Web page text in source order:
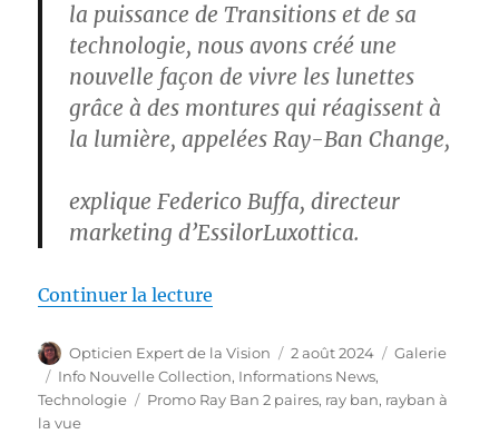
la puissance de Transitions et de sa
technologie, nous avons créé une
nouvelle façon de vivre les lunettes
grâce à des montures qui réagissent à
la lumière, appelées Ray-Ban Change,
explique Federico Buffa, directeur
marketing d’EssilorLuxottica.
Continuer la lecture
Auteur
Opticien Expert de la Vision
Publié
le
2 août 2024 Format
Galerie
Catégories
Info Nouvelle Collection, Informations News,
Technologie
Étiquettes
Promo Ray Ban 2 paires, ray ban, rayban à
la vue